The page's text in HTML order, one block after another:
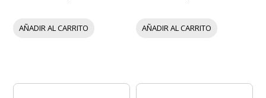
AÑADIR AL CARRITO AÑADIR AL CARRITO